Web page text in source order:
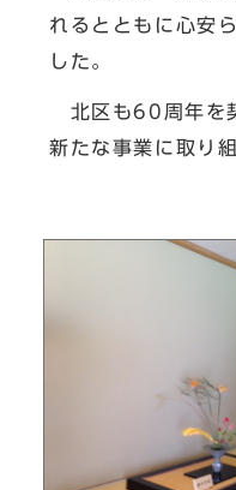
れるとともに心安
した。
北区も60周年を
新たな事業に取り